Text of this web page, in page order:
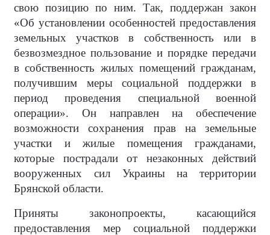
свою позицию по ним. Так, поддержан закон
«Об установлении особенностей предоставления
земельных участков в собственность или в
безвозмездное пользование и порядке передачи
в собственность жилых помещений гражданам,
получившим меры социальной поддержки в
период проведения специальной военной
операции». Он направлен на обеспечение
возможности сохранения прав на земельные
участки и жилые помещения гражданами,
которые пострадали от незаконных действий
вооруженных сил Украины на территории
Брянской области.
Приняты законопроекты, касающийся
предоставления мер социальной поддержки